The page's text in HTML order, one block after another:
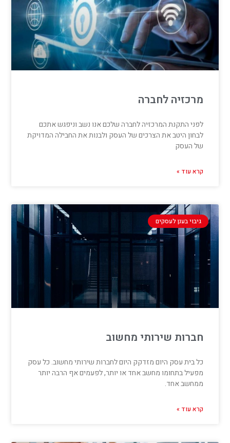
מרכזיה לחברה
לפני התקנת המרכזיה לחברה שלכם אנו נשב וניפגש אתכם
לבחון היטב את הצרכים של העסק ולבנות את החבילה המדויקת
של העסק
קרא עוד »
גיבוי בענן לעסקים
חברות שירותי מחשוב
כל בית עסק היום מזדקק היום לחברות שירותי מחשוב. כל עסק
מפעיל בתחומו מחשב אחד או יותר, לפעמים אף הרבה יותר
ממחשב אחד.
קרא עוד »